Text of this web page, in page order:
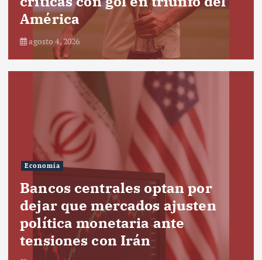
América
agosto 4, 2026
Economía
Bancos centrales optan por
dejar que mercados ajusten
política monetaria ante
tensiones con Irán